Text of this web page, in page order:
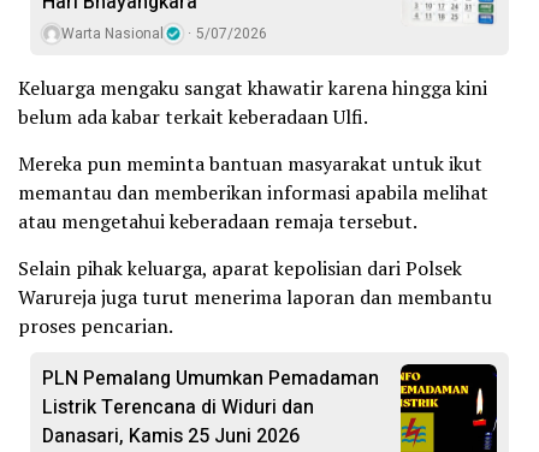
Warta Nasional 5/07/2026
Keluarga mengaku sangat khawatir karena hingga kini
belum ada kabar terkait keberadaan Ulfi.
Mereka pun meminta bantuan masyarakat untuk ikut
memantau dan memberikan informasi apabila melihat
atau mengetahui keberadaan remaja tersebut.
Selain pihak keluarga, aparat kepolisian dari Polsek
Warureja juga turut menerima laporan dan membantu
proses pencarian.
PLN Pemalang Umumkan Pemadaman
Listrik Terencana di Widuri dan
Danasari, Kamis 25 Juni 2026